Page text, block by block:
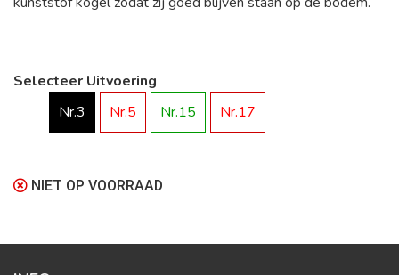
Selecteer Uitvoering
Nr.3
Nr.5 Nr.15 Nr.17
NIET OP VOORRAAD